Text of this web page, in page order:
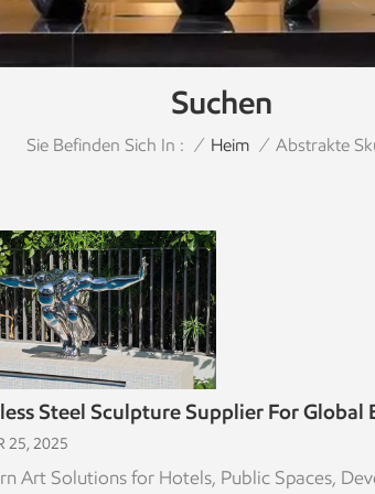
Suchen
Sie Befinden Sich In : / Heim / Abstrakte
Steel Sculpture Supplier For Global
25, 2025
Art Solutions for Hotels, Public Spaces,